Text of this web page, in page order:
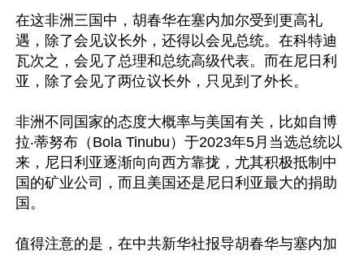
在这非洲三国中，胡春华在塞内加尔受到更高礼
遇，除了会见议长外，还得以会见总统。在科特迪
瓦次之，会见了总理和总统高级代表。而在尼日利
亚，除了会见了两位议长外，只见到了外长。
非洲不同国家的态度大概率与美国有关，比如自博
拉‧蒂努布（Bola Tinubu）于2023年5月当选总统以
来，尼日利亚逐渐向向西方靠拢，尤其积极抵制中
国的矿业公司，而且美国还是尼日利亚最大的捐助
国。
值得注意的是，在中共新华社报导胡春华与塞内加